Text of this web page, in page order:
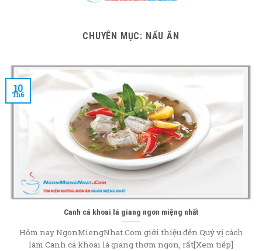
CHUYÊN MỤC: NẤU ĂN
Canh cá khoai lá giang ngon miệng nhất
Hôm nay NgonMiengNhat.Com giới thiệu đến Quý vị cách
làm Canh cá khoai lá giang thơm ngon, rất[Xem tiếp]
10
Th6